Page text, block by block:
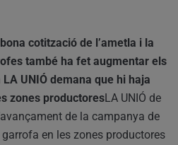
cotització de l’ametla i la
també ha fet augmentar els
UNIÓ demana que hi haja
zones productoresLA UNIÓ de
de la campanya de
garrofa en les zones productores